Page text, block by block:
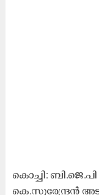
കൊച്ചി:
കെ.സുരേന്ദ്രൻ